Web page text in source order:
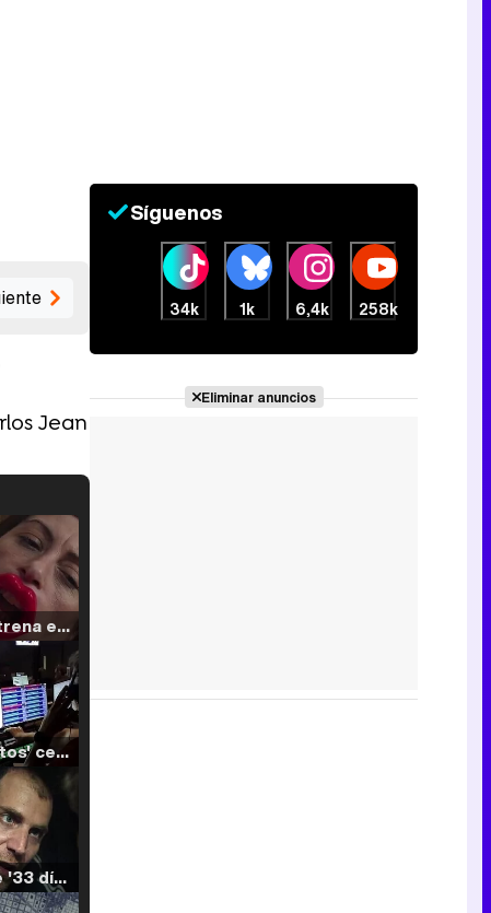
Jean
Filmin estrena el tráiler de 'Millennial Mal', su nueva comedia universitaria de la mano de Lorena Iglesias
'120 Minutos' celebra sus 2.000 programas en Telemadrid con un vídeo del día a día en la redacción
Tráiler de '33 días', la nueva serie de Atresplayer con Julián Villagrán y José Manuel Poga
Síguenos
34k 1k 6,4k 258k
Eliminar anuncios